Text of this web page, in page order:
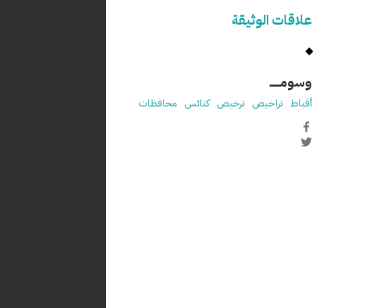
علاقات الوثيقة
وسومـــــ
أقباط تراخيص ترخيص كنائس محافظات